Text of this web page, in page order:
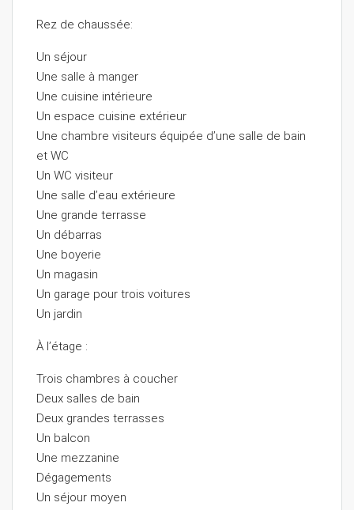
Rez de chaussée:
Un séjour
Une salle à manger
Une cuisine intérieure
Un espace cuisine extérieur
Une chambre visiteurs équipée d’une salle de bain
et WC
Un WC visiteur
Une salle d’eau extérieure
Une grande terrasse
Un débarras
Une boyerie
Un magasin
Un garage pour trois voitures
Un jardin
À l’étage :
Trois chambres à coucher
Deux salles de bain
Deux grandes terrasses
Un balcon
Une mezzanine
Dégagements
Un séjour moyen